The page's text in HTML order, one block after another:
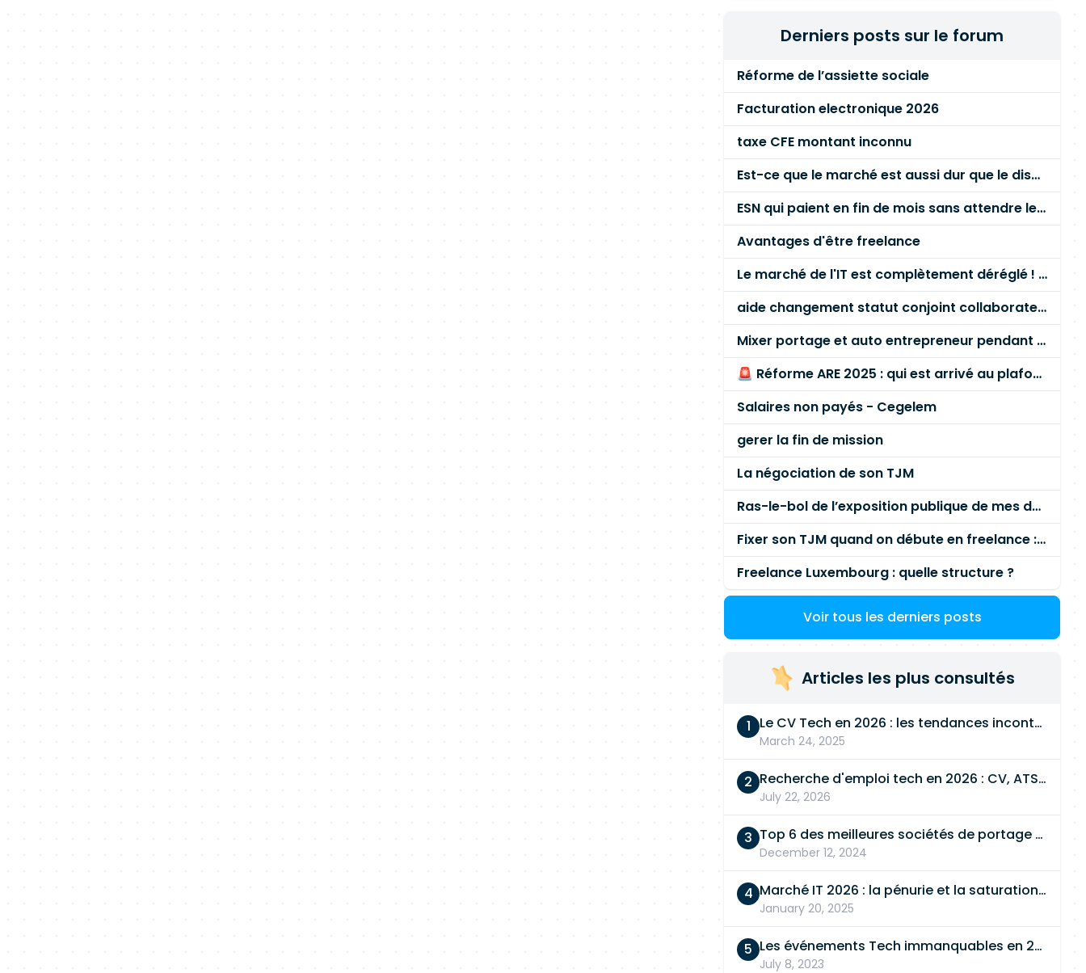
Derniers posts sur le forum
Réforme de l’assiette sociale
Facturation electronique 2026
taxe CFE montant inconnu
Est-ce que le marché est aussi dur que le disent les commerciaux ?
ESN qui paient en fin de mois sans attendre le paiement client ?
Avantages d'être freelance
Le marché de l'IT est complètement déréglé ! STOP à cette mascarade ! Il faut s'unir et résister !
aide changement statut conjoint collaborateur
Mixer portage et auto entrepreneur pendant des années - quel risque ?
🚨 Réforme ARE 2025 : qui est arrivé au plafond des 60 % en gardant son entreprise ?
Salaires non payés - Cegelem
gerer la fin de mission
La négociation de son TJM
Ras-le-bol de l’exposition publique de mes données personnelles liées à mon entreprise
Fixer son TJM quand on débute en freelance : la méthode mathématique (et pas au feeling) 🛑
Freelance Luxembourg : quelle structure ?
Voir tous les derniers posts
Articles les plus consultés
Le CV Tech en 2026 : les tendances incontournables
March 24, 2025
Recherche d'emploi tech en 2026 : CV, ATS, entretien… On vous dit tout
July 22, 2026
Top 6 des meilleures sociétés de portage salarial
December 12, 2024
Marché IT 2026 : la pénurie et la saturation, en même temps
January 20, 2025
Les événements Tech immanquables en 2026
July 8, 2023